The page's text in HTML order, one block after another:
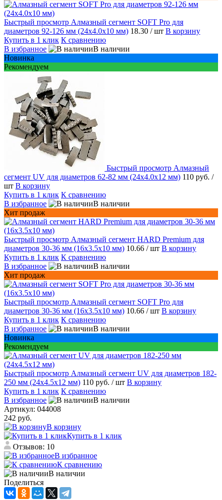
Быстрый просмотр Алмазный сегмент SOFT Pro для
диаметров 92-126 мм (24х4.0х10 мм) 18.30 / шт В корзину
Купить в 1 клик К сравнению
В избранное
В наличии
Новинка
Рекомендуем
Быстрый просмотр Алмазный
сегмент UV для диаметров 62-82 мм (24х4.0х12 мм) 110 руб. /
шт В корзину
Купить в 1 клик К сравнению
В избранное
В наличии
Хит продаж
Быстрый просмотр Алмазный сегмент HARD Premium для
диаметров 30-36 мм (16х3.5х10 мм) 10.66 / шт В корзину
Купить в 1 клик К сравнению
В избранное
В наличии
Хит продаж
Быстрый просмотр Алмазный сегмент SOFT Pro для
диаметров 30-36 мм (16х3.5х10 мм) 10.66 / шт В корзину
Купить в 1 клик К сравнению
В избранное
В наличии
Новинка
Рекомендуем
Быстрый просмотр Алмазный сегмент UV для диаметров 182-
250 мм (24х4.5х12 мм) 110 руб. / шт В корзину
Купить в 1 клик К сравнению
В избранное
В наличии
Артикул: 044008
242 руб.
В корзину
Купить в 1 клик
Отзывов: 10
В избранное
К сравнению
В наличии
Поделиться